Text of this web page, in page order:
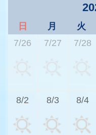
日 月 火
7/26
7/27 7/28
8/2 8/3 8/4